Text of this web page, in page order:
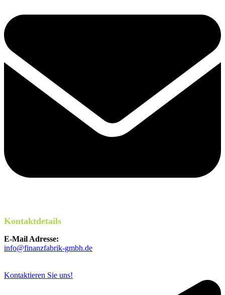
Kontaktdetails
E-Mail Adresse:
info@finanzfabrik-gmbh.de
Kontaktieren Sie uns!